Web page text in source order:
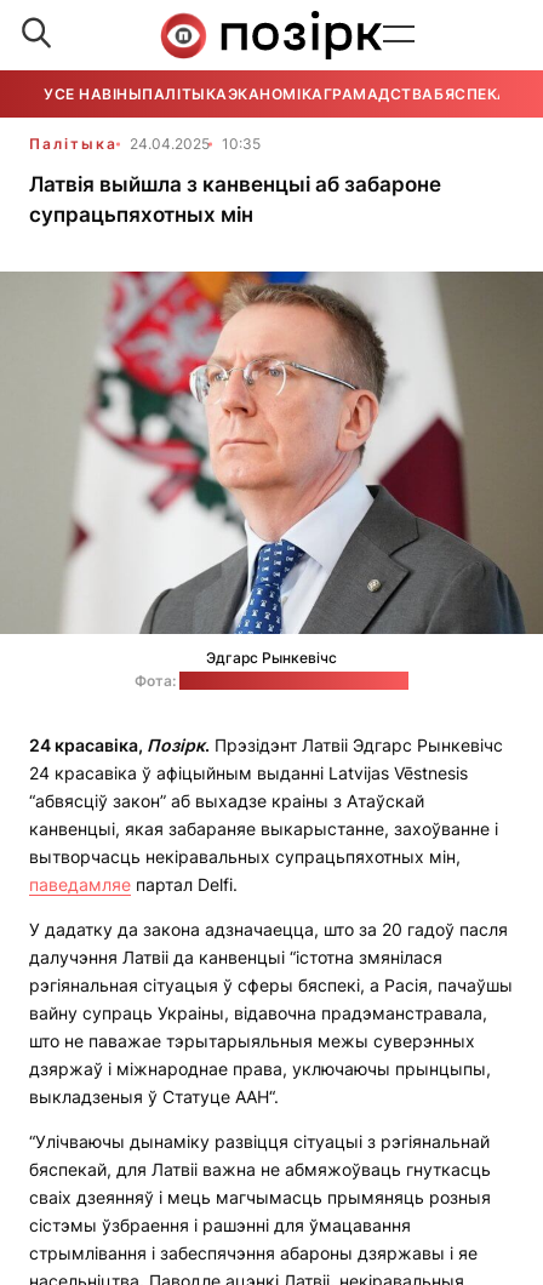
УСЕ НАВІНЫПАЛІТЫКАЭКАНОМІКАГРАМАДСТВАБЯСПЕКА
Палітыка 24.04.2025 10:35
Латвія выйшла з канвенцыі аб забароне
супрацьпяхотных мін
Эдгарс Рынкевічс
Фота:
24 красавіка, Позірк. Прэзідэнт Латвіі Эдгарс Рынкевічс
24 красавіка ў афіцыйным выданні Latvijas Vēstnesis
“абвясціў закон” аб выхадзе краіны з Атаўскай
канвенцыі, якая забараняе выкарыстанне, захоўванне і
вытворчасць некіравальных супрацьпяхотных мін,
паведамляе партал Delfi.
У дадатку да закона адзначаецца, што за 20 гадоў пасля
далучэння Латвіі да канвенцыі “істотна змянілася
рэгіянальная сітуацыя ў сферы бяспекі, а Расія, пачаўшы
вайну супраць Украіны, відавочна прадэманстравала,
што не паважае тэрытарыяльныя межы суверэнных
дзяржаў і міжнароднае права, уключаючы прынцыпы,
выкладзеныя ў Статуце ААН“.
“Улічваючы дынаміку развіцця сітуацыі з рэгіянальнай
бяспекай, для Латвіі важна не абмяжоўваць гнуткасць
сваіх дзеянняў і мець магчымасць прымяняць розныя
сістэмы ўзбраення і рашэнні для ўмацавання
стрымлівання і забеспячэння абароны дзяржавы і яе
насельніцтва. Паводле ацэнкі Латвіі, некіравальныя